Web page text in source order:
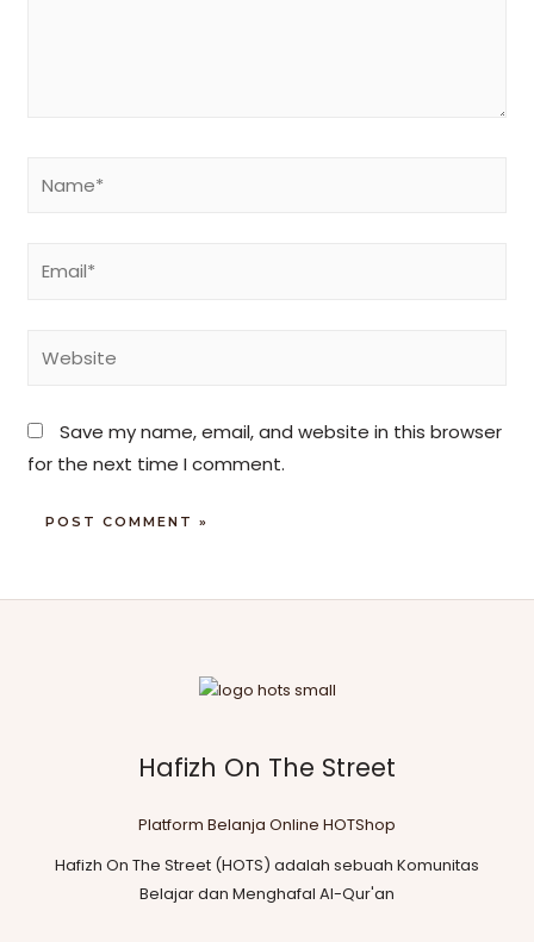
Save my name, email, and website in this browser
for the next time I comment.
Hafizh On The Street
Platform Belanja Online HOTShop
Hafizh On The Street (HOTS) adalah sebuah Komunitas
Belajar dan Menghafal Al-Qur'an